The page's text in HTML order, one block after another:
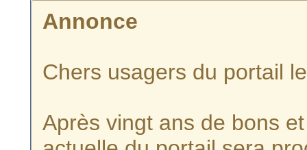
Annonce
Chers usagers du portail
Après vingt ans de bons